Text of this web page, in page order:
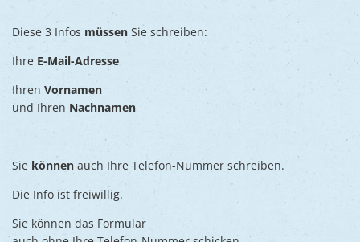
Diese 3 Infos müssen Sie schreiben:
Ihre E-Mail-Adresse
Ihren Vornamen
und Ihren Nachnamen
Sie können auch Ihre Telefon-Nummer schreiben.
Die Info ist freiwillig.
Sie können das Formular